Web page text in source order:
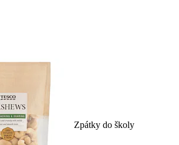
Zpátky do školy